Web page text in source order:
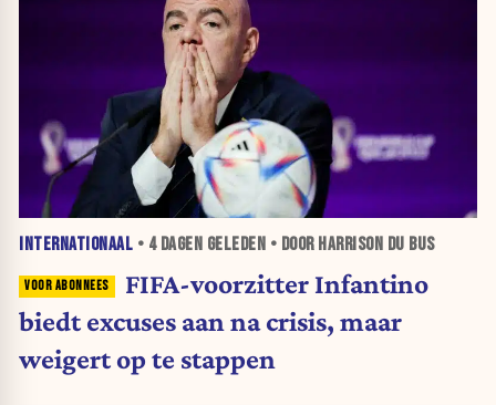
INTERNATIONAAL • 4 DAGEN GELEDEN • DOOR HARRISON DU BUS
FIFA-voorzitter Infantino
biedt excuses aan na crisis, maar
weigert op te stappen